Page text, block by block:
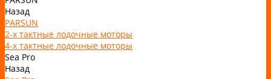
Назад
PARSUN
2-х тактные лодочные моторы
4-х тактные лодочные моторы
Sea Pro
Назад